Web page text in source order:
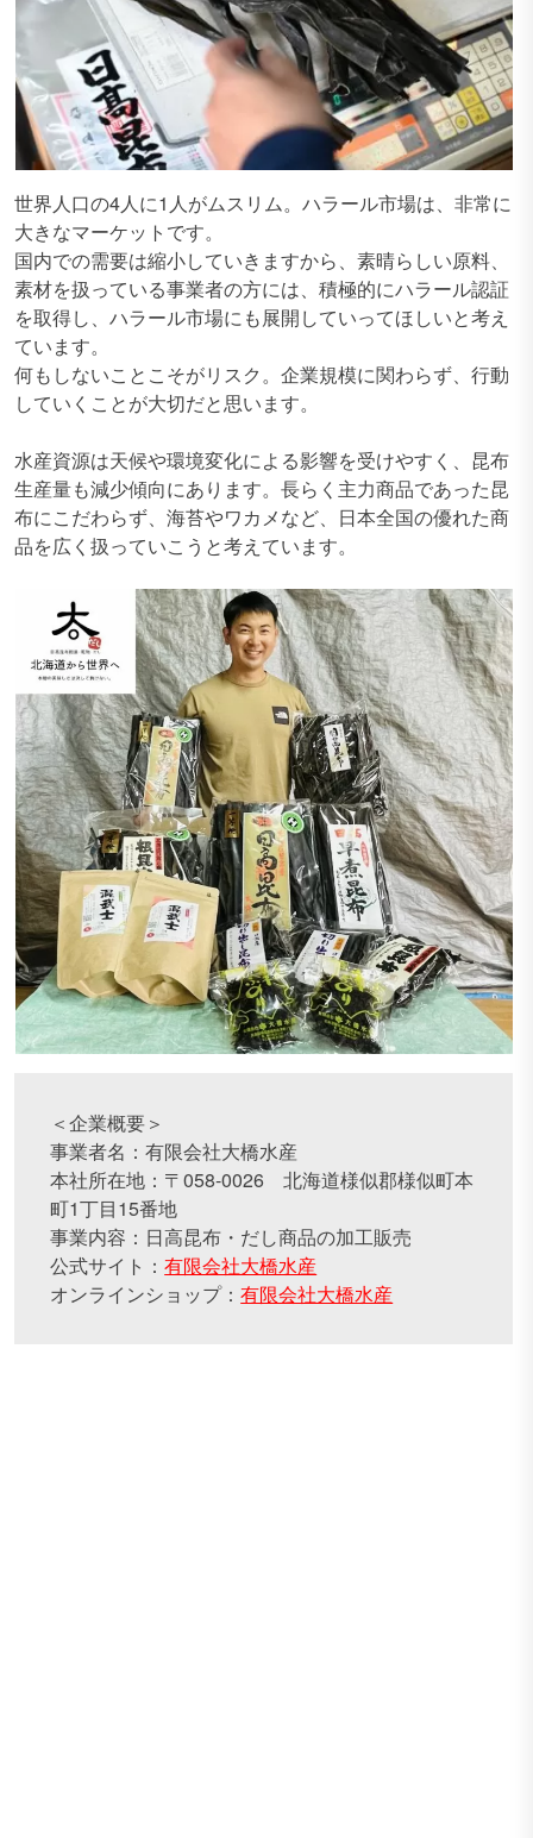
世界人口の4人に1人がムスリム。ハラール市場は、非常に
大きなマーケットです。
国内での需要は縮小していきますから、素晴らしい原料、
素材を扱っている事業者の方には、積極的にハラール認証
を取得し、ハラール市場にも展開していってほしいと考え
ています。
何もしないことこそがリスク。企業規模に関わらず、行動
していくことが大切だと思います。
水産資源は天候や環境変化による影響を受けやすく、昆布
生産量も減少傾向にあります。長らく主力商品であった昆
布にこだわらず、海苔やワカメなど、日本全国の優れた商
品を広く扱っていこうと考えています。
＜企業概要＞
事業者名：有限会社大橋水産
本社所在地：〒058-0026 北海道様似郡様似町本
町1丁目15番地
事業内容：日高昆布・だし商品の加工販売
公式サイト：有限会社大橋水産
オンラインショップ：有限会社大橋水産